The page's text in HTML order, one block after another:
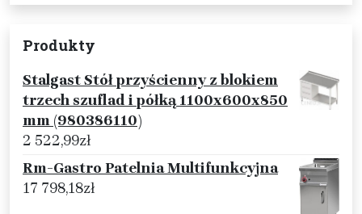
Produkty
Stalgast Stół przyścienny z blokiem
trzech szuflad i półką 1100x600x850
mm (980386110)
2 522,99zł
Rm-Gastro Patelnia Multifunkcyjna
17 798,18zł